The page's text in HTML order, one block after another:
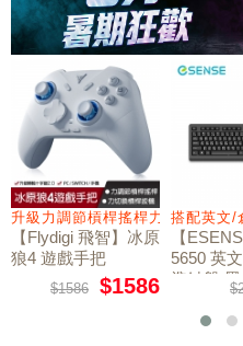
墊
升級力調節槓桿搖桿力切換扳機
【Flydigi 飛智】冰原
狼4 遊戲手把
$1586 $1586
搭配英文
【
5650 英
準鍵盤